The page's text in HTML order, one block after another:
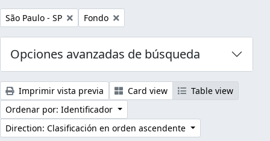
Remove filter:
São Paulo - SP Remove filter:
Fondo
Opciones avanzadas de búsqueda
Imprimir vista previa Card view
Table view
Ordenar por: Identificador
Direction: Clasificación en orden ascendente